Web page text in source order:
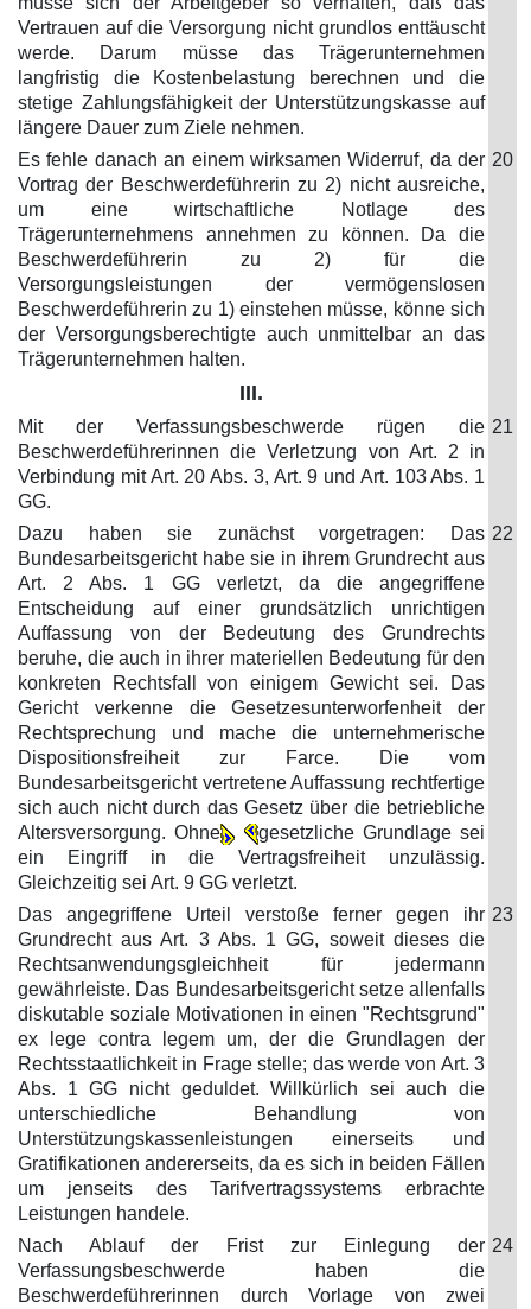
Vertrauen auf die Versorgung nicht grundlos enttäuscht
werde. Darum müsse das Trägerunternehmen
langfristig die Kostenbelastung berechnen und die
stetige Zahlungsfähigkeit der Unterstützungskasse auf
längere Dauer zum Ziele nehmen.
Es fehle danach an einem wirksamen Widerruf, da der
Vortrag der Beschwerdeführerin zu 2) nicht ausreiche,
um eine wirtschaftliche Notlage des
Trägerunternehmens annehmen zu können. Da die
Beschwerdeführerin zu 2) für die
Versorgungsleistungen der vermögenslosen
Beschwerdeführerin zu 1) einstehen müsse, könne sich
der Versorgungsberechtigte auch unmittelbar an das
Trägerunternehmen halten.
20
III.
Mit der Verfassungsbeschwerde rügen die
Beschwerdeführerinnen die Verletzung von Art. 2 in
Verbindung mit Art. 20 Abs. 3, Art. 9 und Art. 103 Abs. 1
GG.
21
Dazu haben sie zunächst vorgetragen: Das
Bundesarbeitsgericht habe sie in ihrem Grundrecht aus
Art. 2 Abs. 1 GG verletzt, da die angegriffene
Entscheidung auf einer grundsätzlich unrichtigen
Auffassung von der Bedeutung des Grundrechts
beruhe, die auch in ihrer materiellen Bedeutung für den
konkreten Rechtsfall von einigem Gewicht sei. Das
Gericht verkenne die Gesetzesunterworfenheit der
Rechtsprechung und mache die unternehmerische
Dispositionsfreiheit zur Farce. Die vom
Bundesarbeitsgericht vertretene Auffassung rechtfertige
sich auch nicht durch das Gesetz über die betriebliche
Altersversorgung. Ohne
gesetzliche Grundlage sei
ein Eingriff in die Vertragsfreiheit unzulässig.
Gleichzeitig sei Art. 9 GG verletzt.
22
Das angegriffene Urteil verstoße ferner gegen ihr
Grundrecht aus Art. 3 Abs. 1 GG, soweit dieses die
Rechtsanwendungsgleichheit für jedermann
gewährleiste. Das Bundesarbeitsgericht setze allenfalls
diskutable soziale Motivationen in einen "Rechtsgrund"
ex lege contra legem um, der die Grundlagen der
Rechtsstaatlichkeit in Frage stelle; das werde von Art. 3
Abs. 1 GG nicht geduldet. Willkürlich sei auch die
unterschiedliche Behandlung von
Unterstützungskassenleistungen einerseits und
Gratifikationen andererseits, da es sich in beiden Fällen
um jenseits des Tarifvertragssystems erbrachte
Leistungen handele.
23
Nach Ablauf der Frist zur Einlegung der
Verfassungsbeschwerde haben die
Beschwerdeführerinnen durch Vorlage von zwei
24